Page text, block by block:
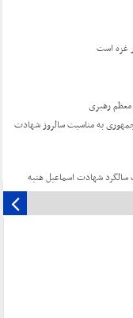
رهبری
به مناسبت سالروز شهادت
سالگرد شهادت اسماعیل هنیه